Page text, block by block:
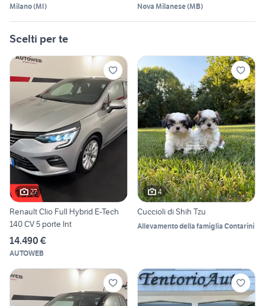
Milano(MI) Nova Milanese(MB)
Scelti per te
27
Renault Clio Full Hybrid E-Tech
140 CV 5 porte Int
14.490 €
AUTOWEB
4
Cuccioli di Shih Tzu
Allevamento della famiglia Contarini